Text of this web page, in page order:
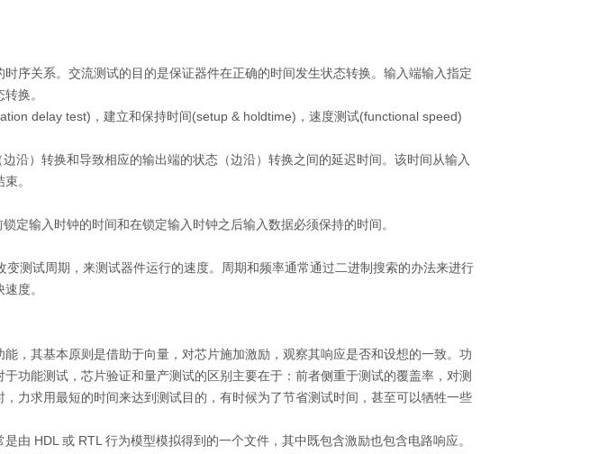
序关系。交流测试的目的是保证器件在正确的时间发生状态转换。输入端输入指定
换。
delay test) ，建立和保持时间(setup & holdtime) ，速度测试(functional speed)
沿）转换和导致相应的输出端的状态（边沿）转换之间的延迟时间。该时间从输入
。
定输入时钟的时间和在锁定输入时钟之后输入数据必须保持的时间。
测试周期，来测试器件运行的速度。周期和频率通常通过二进制搜索的办法来进行
度。
，其基本原则是借助于向量，对芯片施加激励，观察其响应是否和设想的一致。功
功能测试，芯片验证和量产测试的区别主要在于：前者侧重于测试的覆盖率，对测
力求用最短的时间来达到测试目的，有时候为了节省测试时间，甚至可以牺牲一些
是由 HDL或 RTL行为模型模拟得到的一个文件，其中既包含激励也包含电路响应。